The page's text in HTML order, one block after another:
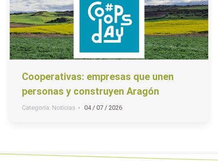
Cooperativas: empresas que unen
personas y construyen Aragón
Categoria: Noticias 04 / 07 / 2026